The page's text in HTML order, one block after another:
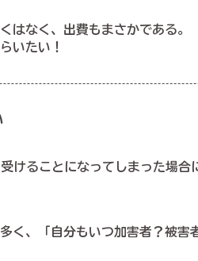
はなく、出費もまさかである。
いたい！
けることになってしまった場合
く、「自分もいつ加害者？被